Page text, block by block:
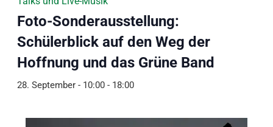
Foto-Sonderausstellung:
Schülerblick auf den Weg der
Hoffnung und das Grüne Band
28. September - 10:00- 18:00